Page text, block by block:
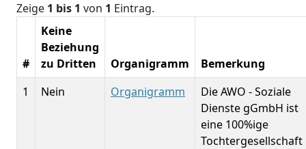
Zeige 1 bis 1 von 1 Eintrag.
#
Keine
Beziehung
zu Dritten
Organigramm
Bemerkung
1
Nein Organigramm
Die AWO - Soziale
Dienste gGmbH ist
eine 100%ige
Tochtergesellschaft